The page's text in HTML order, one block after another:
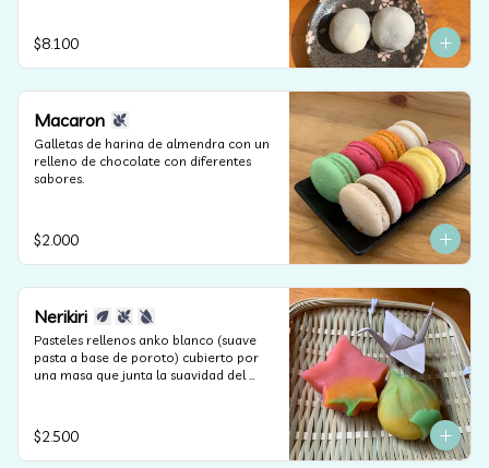
$8.100
Macaron
Galletas de harina de almendra con un
relleno de chocolate con diferentes
sabores.
$2.000
Nerikiri
Pasteles rellenos anko blanco (suave
pasta a base de poroto) cubierto por
una masa que junta la suavidad del
(apto celiacos, veganos y sin lactosa).
$2.500